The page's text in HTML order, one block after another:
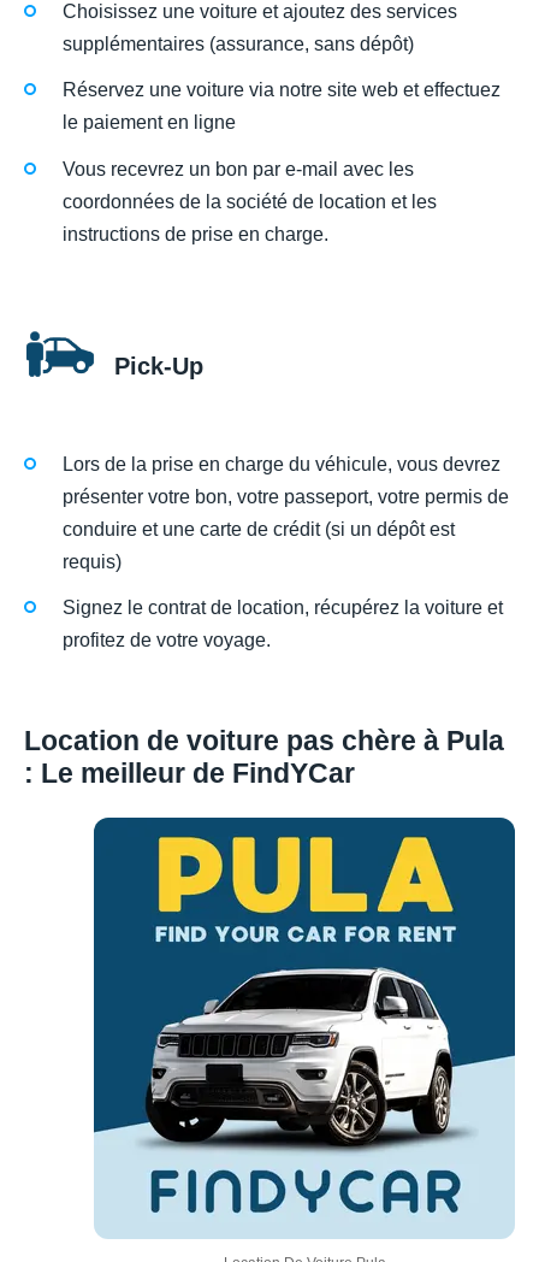
Choisissez une voiture et ajoutez des services
supplémentaires (assurance, sans dépôt)
Réservez une voiture via notre site web et effectuez
le paiement en ligne
Vous recevrez un bon par e-mail avec les
coordonnées de la société de location et les
instructions de prise en charge.
Pick-Up
Lors de la prise en charge du véhicule, vous devrez
présenter votre bon, votre passeport, votre permis de
conduire et une carte de crédit (si un dépôt est
requis)
Signez le contrat de location, récupérez la voiture et
profitez de votre voyage.
Location de voiture pas chère à Pula
: Le meilleur de FindYCar